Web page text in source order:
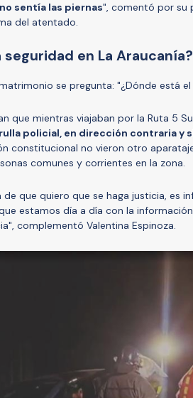
sentía las piernas", comentó por su
del atentado.
seguridad en La Araucanía?
se pregunta: "¿Dónde está el
que mientras viajaban por la Ruta 5
policial, en dirección contraria y
constitucional no vieron otro
comunes y corrientes en la zona.
de que quiero que se haga justicia, es
estamos día a día con la
complementó Valentina Espinoza.